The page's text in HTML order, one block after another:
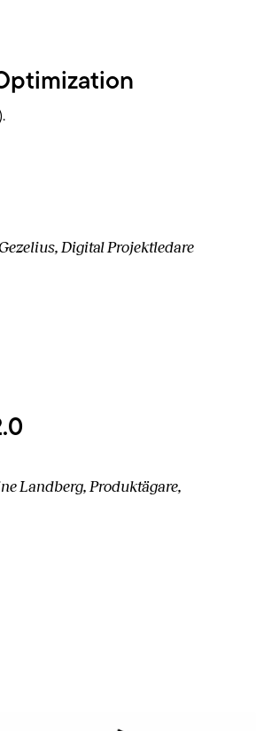
Digital Projektledare
Landberg, Produktägare,